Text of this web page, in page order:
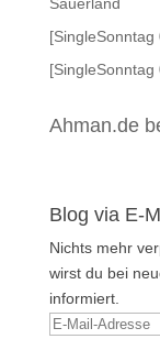
[SingleSonntag
[SingleSonntag
Ahman.de
Blog via E-
Nichts mehr
wirst du bei
informiert.
E-